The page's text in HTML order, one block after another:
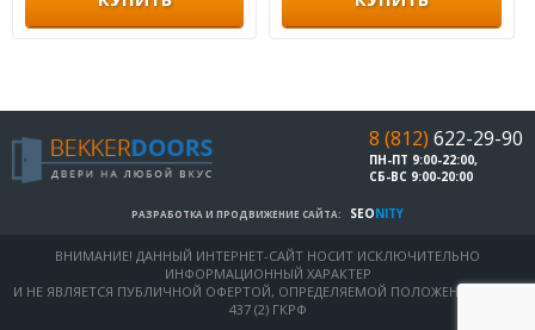
8 (812) 622-29-90
ПН-ПТ 9:00-22:00,
СБ-ВС 9:00-20:00
РАЗРАБОТКА И ПРОДВИЖЕНИЕ САЙТА: SEONITY
ВНИМАНИЕ! ДАННЫЙ ИНТЕРНЕТ-САЙТ НОСИТ ИСКЛЮЧИТЕЛЬНО
ИНФОРМАЦИОННЫЙ ХАРАКТЕР
И НЕ ЯВЛЯЕТСЯ ПУБЛИЧНОЙ ОФЕРТОЙ, ОПРЕДЕЛЯЕМОЙ ПОЛОЖЕНИЯМИ СТ.
437 (2) ГКРФ